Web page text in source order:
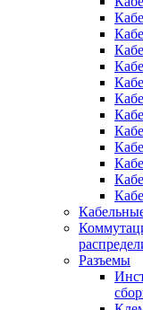
Разъемы